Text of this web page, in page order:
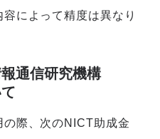
によって精度は異なり
通信研究機構
の際、次のNICT助成金